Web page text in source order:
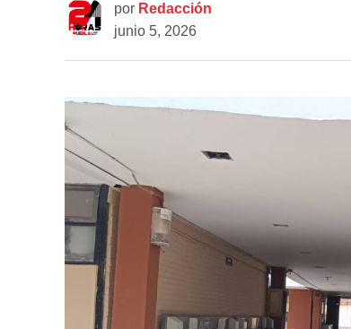
por Redacción
junio 5, 2026